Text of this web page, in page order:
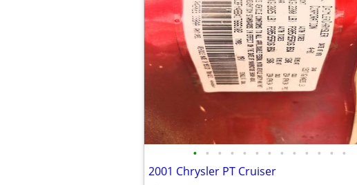
• • • • • • • • • • • • •
2001 Chrysler PT Cruiser